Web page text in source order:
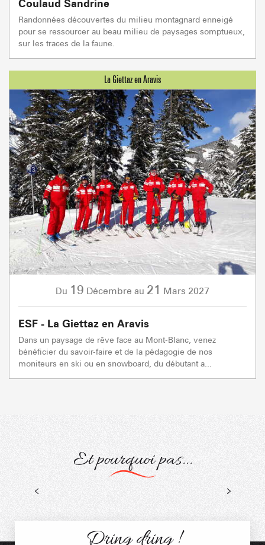
Coulaud Sandrine
Randonnées découvertes du milieu montagnard enneigé
pour se ressourcer au beau milieu de paysages somptueux,
sur les traces de la faune.
Du 19 Décembre au 21 Mars 2027
ESF - La Giettaz en Aravis
Dans un paysage de rêve face au Mont-Blanc, venez
bénéficier du savoir-faire et de la pédagogie de nos
moniteurs en ski ou en snowboard, du débutant a...
Et pourquoi pas...
Raquettes
Dring dring !